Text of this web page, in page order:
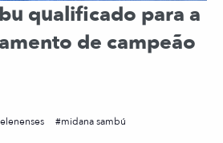
qualificado para a
de campeão
midana sambú